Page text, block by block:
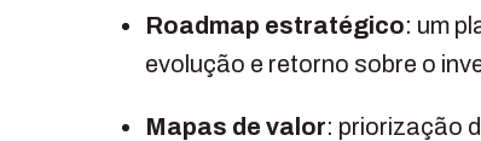
Roadmap estratégico: um
evolução e retorno sobre o
Mapas de valor: priorização